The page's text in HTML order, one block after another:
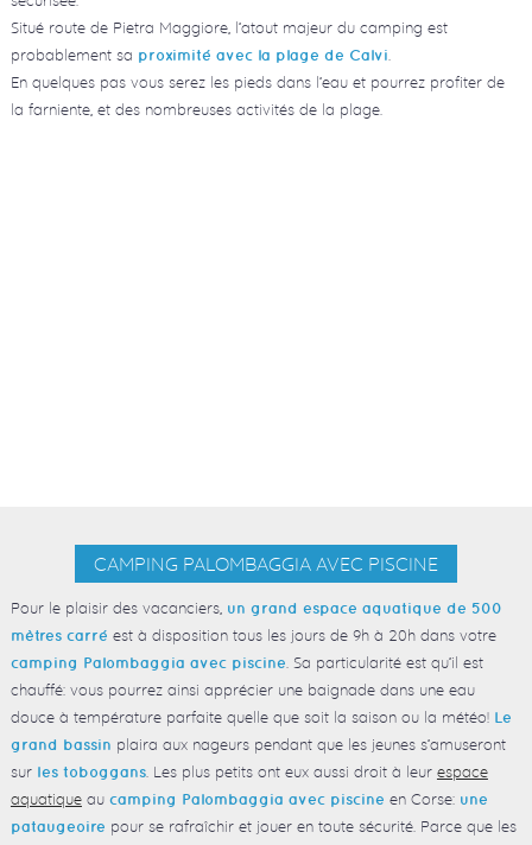
Situé route de Pietra Maggiore, l’atout majeur du camping est
probablement sa proximité avec la plage de Calvi
En quelques pas vous serez les pieds dans l’eau et pourrez profiter de
la farniente, et des nombreuses activités de la plage.
CAMPING PALOMBAGGIA AVEC PISCINE
Pour le plaisir des vacanciers, un grand espace aquatique de 500
mètres carré est à disposition tous les jours de 9h à 20h dans votre
camping Palombaggia avec piscine. Sa particularité est qu’il est
chauffé: vous pourrez ainsi apprécier une baignade dans une eau
douce à température parfaite quelle que soit la saison ou la météo! Le
grand bassin plaira aux nageurs pendant que les jeunes s’amuseront
sur les toboggans. Les plus petits ont eux aussi droit à leur espace
aquatiqueau camping Palombaggia avec piscine en Corse: une
pataugeoire pour se rafraîchir et jouer en toute sécurité. Parce que les